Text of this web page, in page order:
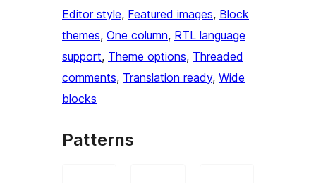
Editor style, Featured images, Block
themes, One column, RTL language
support, Theme options, Threaded
comments, Translation ready, Wide
blocks
Patterns